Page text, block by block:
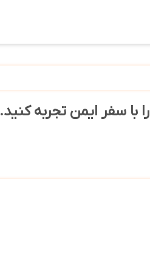
با سفر ایمن تجربه کنید.